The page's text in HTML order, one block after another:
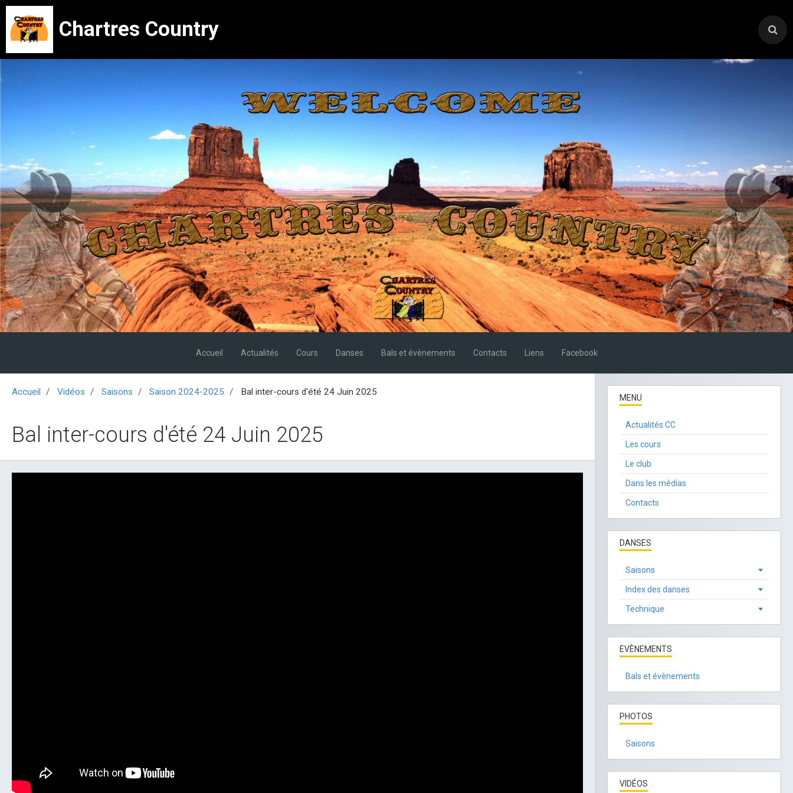
Chartres Country
Accueil Actualités Cours Danses Bals et évènements Contacts Liens Facebook
Accueil Vidéos Saisons Saison 2024-2025 Bal inter-cours d'été 24 Juin 2025
Bal inter-cours d'été 24 Juin 2025
MENU
Actualités CC
Les cours
Le club
Dans les médias
Contacts
DANSES
Saisons
Index des danses
Technique
EVÈNEMENTS
Bals et évènements
PHOTOS
Saisons
VIDÉOS